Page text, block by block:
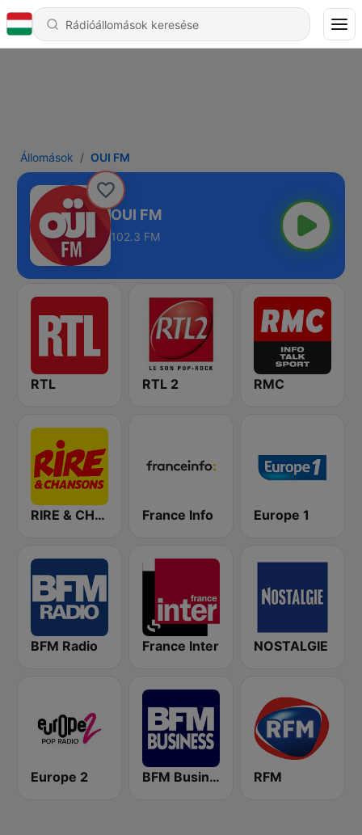
Állomások OUI FM
OUI FM
102.3 FM
RTL RTL 2 RMC
RIRE & CHANSONS France Info Europe 1
BFM Radio France Inter NOSTALGIE
Europe 2 BFM Business 100.8 FM RFM